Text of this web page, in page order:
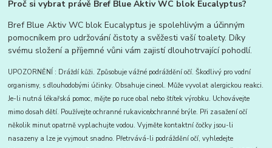
Proč si vybrat právě Bref Blue Aktiv WC blok Eucalyptus?
Bref Blue Aktiv WC blok Eucalyptus je spolehlivým a účinným
pomocníkem pro udržování čistoty a svěžesti vaší toalety. Díky
svému složení a příjemné vůni vám zajistí dlouhotrvající pohodlí.
UPOZORNĚNÍ : Dráždí kůži. Způsobuje vážné podráždění očí. Škodlivý pro vodní
organismy, s dlouhodobými účinky. Obsahuje cineol. Může vyvolat alergickou reakci.
Je-li nutná lékařská pomoc, mějte po ruce obal nebo štítek výrobku. Uchovávejte
mimo dosah dětí. Používejte ochranné rukavice/ochranné brýle. Při zasažení očí
několik minut opatrně vyplachujte vodou. Vyjměte kontaktní čočky jsou-li
nasazeny a lze je vyjmout snadno. Přetrvává-li podráždění očí, vyhledejte